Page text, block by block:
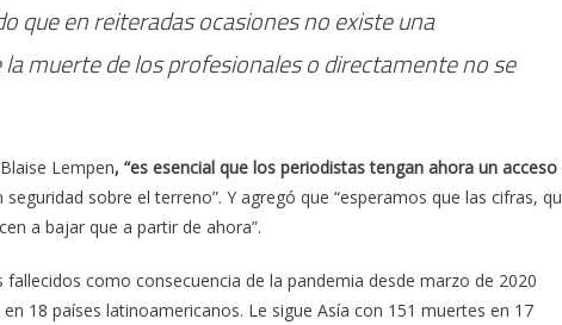
que en reiteradas ocasiones no existe una
muerte de los profesionales o directamente no se
Lempen, “es esencial que los periodistas tengan ahora un acceso
sobre el terreno”. Y agregó que “esperamos que las cifras,
a bajar que a partir de ahora”.
como consecuencia de la pandemia desde marzo de 2020
18 países latinoamericanos. Le sigue Asía con 151 muertes en 17